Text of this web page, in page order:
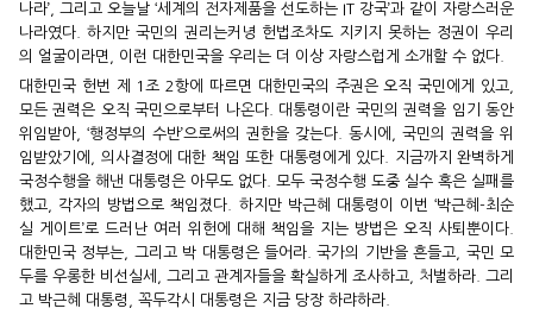
나라’, 그리고 오늘날 ‘세계의 전자제품을 선도하는 IT 강국’과 같이 자랑스러운
나라였다. 하지만 국민의 권리는커녕 헌법조차도 지키지 못하는 정권이 우리
의 얼굴이라면, 이런 대한민국을 우리는 더 이상 자랑스럽게 소개할 수 없다.
대한민국 헌번 제 1조 2항에 따르면 대한민국의 주권은 오직 국민에게 있고,
모든 권력은 오직 국민으로부터 나온다. 대통령이란 국민의 권력을 임기 동안
위임받아, ‘행정부의 수반’으로써의 권한을 갖는다. 동시에, 국민의 권력을 위
임받았기에, 의사결정에 대한 책임 또한 대통령에게 있다. 지금까지 완벽하게
국정수행을 해낸 대통령은 아무도 없다. 모두 국정수행 도중 실수 혹은 실패를
했고, 각자의 방법으로 책임졌다. 하지만 박근혜 대통령이 이번 ‘박근혜-최순
실 게이트’로 드러난 여러 위헌에 대해 책임을 지는 방법은 오직 사퇴뿐이다.
대한민국 정부는, 그리고 박 대통령은 들어라. 국가의 기반을 흔들고, 국민 모
두를 우롱한 비선실세, 그리고 관계자들을 확실하게 조사하고, 처벌하라. 그리
고 박근혜 대통령, 꼭두각시 대통령은 지금 당장 하랴하라.